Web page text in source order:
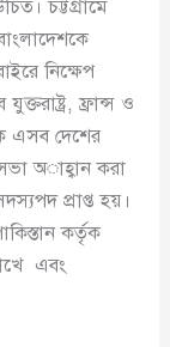
চট্টগ্রামে
নিক্ষেপ
ফ্রান্স ও
এসব দেশের
অাহ্বান করা
প্রাপ্ত হয়।
কর্তৃক
এবং